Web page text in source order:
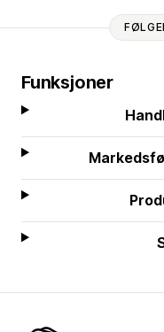
Funksjoner